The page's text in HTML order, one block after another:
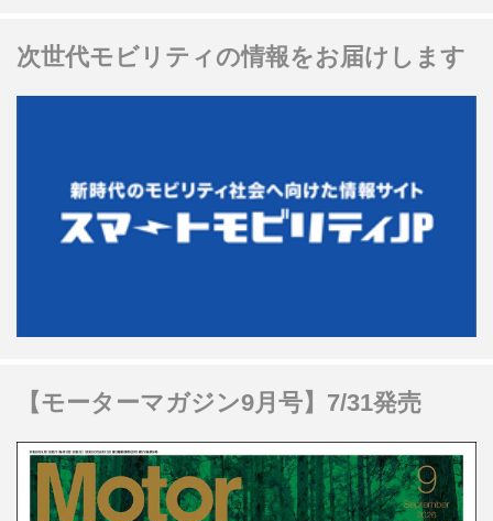
次世代モビリティの情報をお届けします
【モーターマガジン9月号】7/31発売